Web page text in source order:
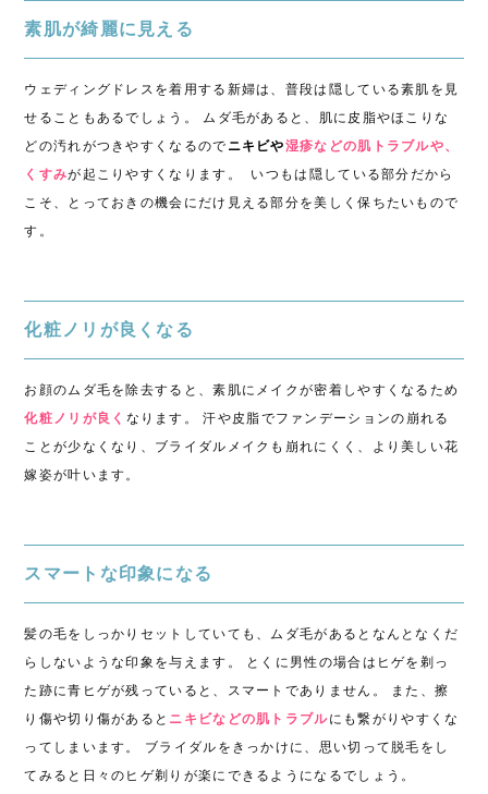
素肌が綺麗に見える
ウェディングドレスを着用する新婦は、普段は隠している素肌を見
せることもあるでしょう。 ムダ毛があると、肌に皮脂やほこりな
どの汚れがつきやすくなるので ニキビや湿疹などの肌トラブルや、
くすみが起こりやすくなります。 いつもは隠している部分だから
こそ、とっておきの機会にだけ見える部分を美しく保ちたいもので
す。
化粧ノリが良くなる
お顔のムダ毛を除去すると、素肌にメイクが密着しやすくなるため
化粧ノリが良く なります。 汗や皮脂でファンデーションの崩れる
ことが少なくなり、 ブライダルメイクも崩れにくく、より美しい花
嫁姿が叶います。
スマートな印象になる
髪の毛をしっかりセットしていても、ムダ毛があるとなんとなくだ
らしないような印象を与えます。 とくに男性の場合はヒゲを剃っ
た跡に青ヒゲが残っていると、スマートでありません。 また、擦
り傷や切り傷があると ニキビなどの肌トラブルにも繋がりやすくな
ってしまいます。 ブライダルをきっかけに、思い切って脱毛をし
てみると日々のヒゲ剃りが楽にできるようになるでしょう。